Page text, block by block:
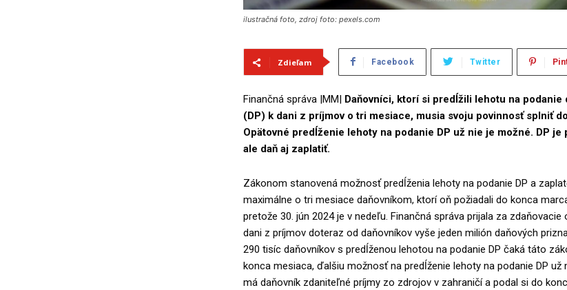
ilustračná foto, zdroj foto: pexels.com
Zdieľam Facebook Twitter
Finančná správa |MM| Daňovníci, ktorí si predĺžili lehotu na podanie
(DP) k dani z príjmov o tri mesiace, musia svoju povinnosť splniť
Opätovné predĺženie lehoty na podanie DP už nie je možné. DP
ale daň aj zaplatiť.
Zákonom stanovená možnosť predĺženia lehoty na podanie DP a
maximálne o tri mesiace daňovníkom, ktorí oň požiadali do konca
pretože 30. jún 2024 je v nedeľu. Finančná správa prijala za zdaňovacie
dani z príjmov doteraz od daňovníkov vyše jeden milión daňových
290 tisíc daňovníkov s predĺženou lehotou na podanie DP čaká táto
konca mesiaca, ďalšiu možnosť na predĺženie lehoty na podanie DP už
má daňovník zdaniteľné príjmy zo zdrojov v zahraničí a podal si do